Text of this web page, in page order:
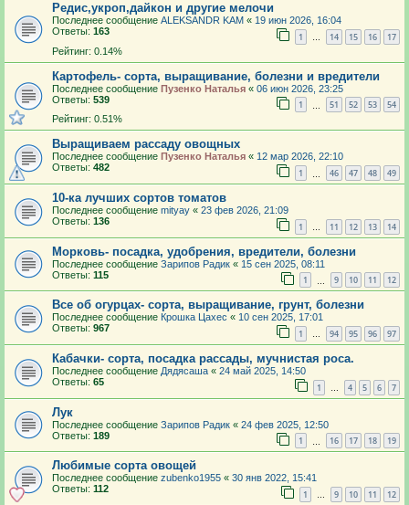
Редис,укроп,дайкон и другие мелочи
Последнее сообщение ALEKSANDR KAM « 19 июн 2026, 16:04
Ответы: 163 1 … 14 15 16 17
Рейтинг: 0.14%
Картофель- сорта, выращивание, болезни и вредители
Последнее сообщение Пузенко Наталья « 06 июн 2026, 23:25
Ответы: 539 1 51 52 53 54
Рейтинг: 0.51%
Выращиваем рассаду овощных
Последнее сообщение Пузенко Наталья « 12 мар 2026, 22:10
Ответы: 482 1 46 47 48 49
10-ка лучших сортов томатов
Последнее сообщение mityay « 23 фев 2026, 21:09
Ответы: 136 1 … 11 12 13 14
Морковь- посадка, удобрения, вредители, болезни
Последнее сообщение Зарипов Радик « 15 сен 2025, 08:11
Ответы: 115 1 9 10 11 12
Все об огурцах- сорта, выращивание, грунт, болезни
Последнее сообщение Крошка Цахес « 10 сен 2025, 17:01
Ответы: 967 1 … 94 95 96 97
Кабачки- сорта, посадка рассады, мучнистая роса.
Последнее сообщение Дядясаша « 24 май 2025, 14:50
Ответы: 65 1 … 4 5 6 7
Лук
Последнее сообщение Зарипов Радик « 24 фев 2025, 12:50
Ответы: 189 1 16 17 18 19
Любимые сорта овощей
Последнее сообщение zubenko1955 « 30 янв 2022, 15:41
Ответы: 112 1 … 9 10 11 12